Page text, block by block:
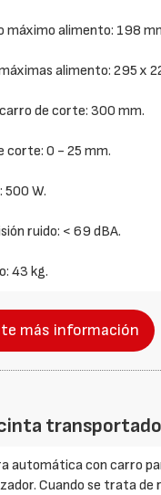
máximo alimento: 198
alimento: 295 x
de corte: 300 mm.
corte: 0 - 25 mm.
500 W.
ruido: < 69 dBA.
43 kg.
más información
automática con carro
Cuando se trata